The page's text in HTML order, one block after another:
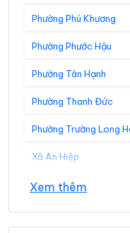
Phường Phú Khương
Phường Phước Hậu
Phường Tân Hạnh
Phường Thanh Đức
Phường Trường Long
Xã An Hiệp
Xã An Phú Tân
Xã Ba Tri
Xem thêm